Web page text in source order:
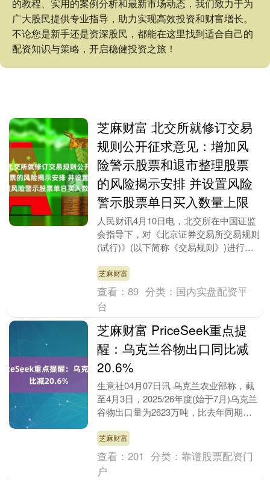
的教程、实用的案例分析和最新市场动态，我们致力于为
广大股民提供专业指导，助力实现高效投资和财富增长。
不论您是新手还是资深股民，都能在这里找到适合自己的
配资知识与策略，开启稳健投资之旅！
芝麻财富 北交所就修订交易
规则公开征求意见：增加风
险警示股票和退市整理股票
的风险揭示安排 并设置风险
警示股票单日买入数量上限
人民财讯4月10日电，北交所在中国证监
会指导下，对《北京证券交易所交易规则
(试行)》(以下简称《交易规则》)进行了
求意....
芝麻财富
查看：89 分类： 国内实盘配资平
台
芝麻财富 PriceSeek重点提
醒：乌克兰谷物出口同比减
20.6%
生意社04月07日讯 乌克兰农业部称，截
至4月3日，2025/26年度(始于7月)乌克兰
谷物出口量为2623万吨，比去年同期减
芝麻财富
查看：201 分类：靠谱股票配资门
户